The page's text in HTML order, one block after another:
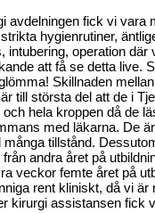
avdelningen fick vi vara
hygienrutiner,
intubering, operation där
att få se detta live.
Skillnaden
till största del att de i
hela kroppen då de
med läkarna. De
tillstånd.
andra året på
veckor femte året på
rent kliniskt, då vi är
kirurgi assistansen fick